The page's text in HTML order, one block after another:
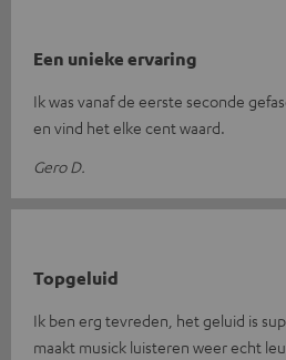
Een unieke ervaring
Ik was vanaf de eerste seconde
en vind het elke cent waard.
Gero D.
Topgeluid
Ik ben erg tevreden, het geluid is
maakt musick luisteren weer echt